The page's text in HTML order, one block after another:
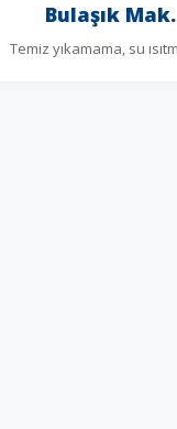
Bulaşık Mak.
Temiz yıkamama, su